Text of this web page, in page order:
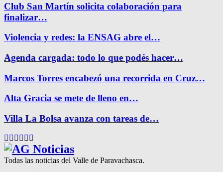
Club San Martín solicita colaboración para
finalizar…
Violencia y redes: la ENSAG abre el…
Agenda cargada: todo lo que podés hacer…
Marcos Torres encabezó una recorrida en Cruz…
Alta Gracia se mete de lleno en…
Villa La Bolsa avanza con tareas de…
Facebook
Twitter
Instagram
Pinterest
Google
Todas las noticias del Valle de Paravachasca.